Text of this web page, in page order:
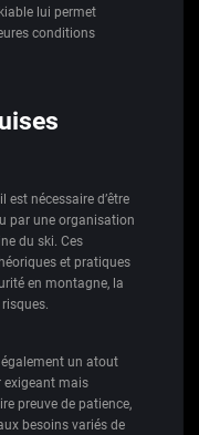
lui permet
conditions
est nécessaire d’être
par une organisation
du ski. Ces
et pratiques
en montagne, la
un atout
exigeant mais
preuve de patience,
besoins variés de